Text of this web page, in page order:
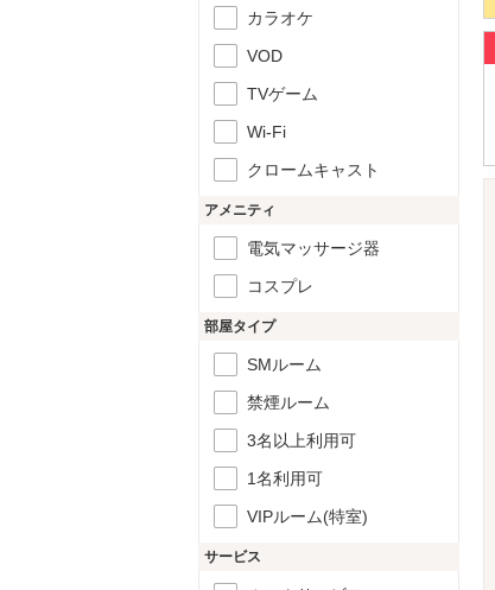
カラオケ
VOD
TVゲーム
Wi-Fi
クロームキャスト
アメニティ
電気マッサージ器
コスプレ
部屋タイプ
SMルーム
禁煙ルーム
3名以上利用可
1名利用可
VIPルーム(特室)
サービス